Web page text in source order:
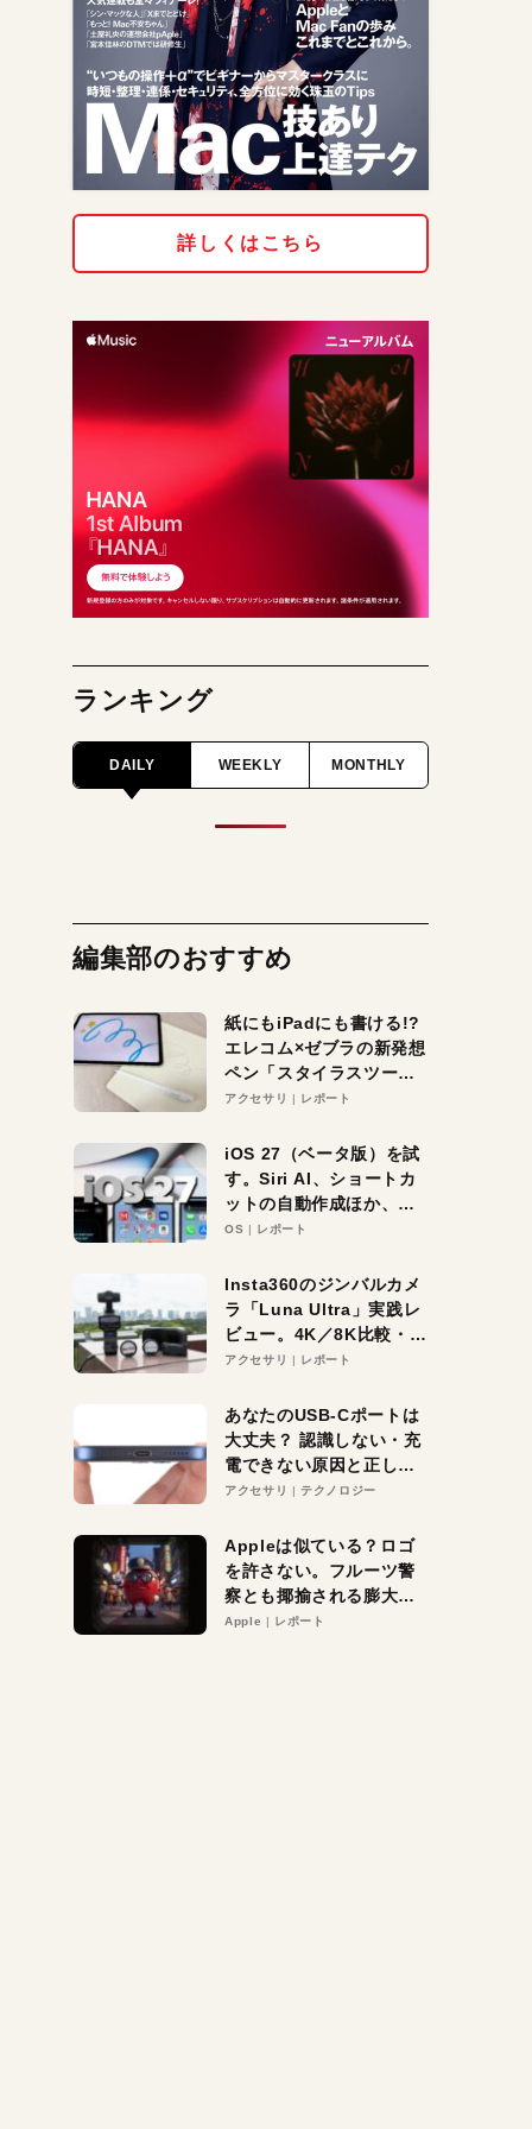
詳しくはこちら
ランキング
DAILY WEEKLY MONTHLY
編集部のおすすめ
紙にもiPadにも書ける!?
エレコム×ゼブラの新発想
ペン「スタイラスツーウ
ェイ」レビュー。持ち替
アクセサリ レポート
iOS 27（ベータ版）を試
す。Siri AI、ショートカ
ットの自動作成ほか、期
待大の便利機能5選。
る未来はすぐそこ！
OS レポート
Insta360のジンバルカメ
ラ「Luna Ultra」実践レ
ビュー。4K／8K比較・ズ
ーム・夜間撮影をチェッ
アクセサリ レポート
あなたのUSB-Cポートは
大丈夫？ 認識しない・充
電できない原因と正しい
対策
アクセサリ テクノロジー
Appleは似ている？ロゴ
を許さない。フルーツ警
察とも揶揄される膨大な
異議申し立て。対象は非
Apple レポート